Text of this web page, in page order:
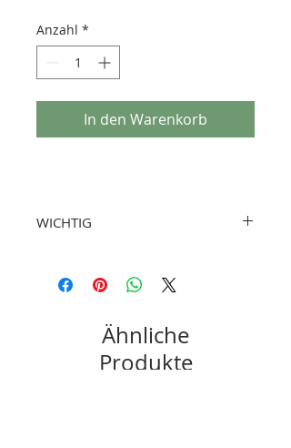
Anzahl *
In den Warenkorb
WICHTIG
Nutzungsdauer eines Fahrzeuges von
Zusammenstellung des Reparatursatzes
bitte aus den Details entnehmen. Sollte
keine Übereinstimmung vorliegen, bitte
Ähnliche
Produkte